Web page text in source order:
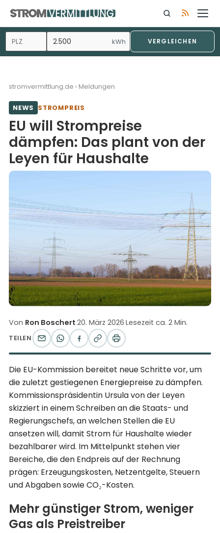
Inhalt
springen
kWh VERGLEICHEN
stromvermittlung.de › Meldungen
NEWS STROMPREIS
EU will Strompreise
dämpfen: Das plant von der
Leyen für Haushalte
Von Ron Boschert·20. März 2026·Lesezeit ca. 2 Min.
TEILEN
Die EU-Kommission bereitet neue Schritte vor, um
die zuletzt gestiegenen Energiepreise zu dämpfen.
Kommissionspräsidentin Ursula von der Leyen
skizziert in einem Schreiben an die Staats- und
Regierungschefs, an welchen Stellen die EU
ansetzen will, damit Strom für Haushalte wieder
bezahlbarer wird. Im Mittelpunkt stehen vier
Bereiche, die den Endpreis auf der Rechnung
prägen: Erzeugungskosten, Netzentgelte, Steuern
und Abgaben sowie CO₂-Kosten.
Mehr günstiger Strom, weniger
Gas als Preistreiber